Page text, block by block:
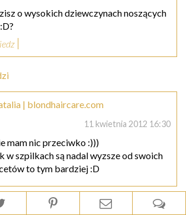
o wysokich dziewczynach noszących
| blondhaircare.com
11 kwietnia 2012 16:30
mam nic przeciwko :)))
w szpilkach są nadal wyzsze od swoich
to tym bardziej :D